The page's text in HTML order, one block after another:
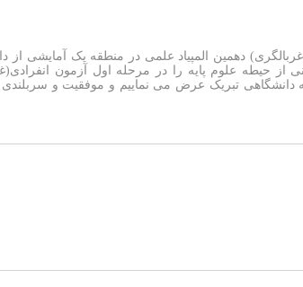
دهمین المپیاد علمی در منطقه یک آمایشی
حیطه علوم پایه را در مرحله اول آزمون
تبریک عرض می نماییم و موفقیت و سربلندی